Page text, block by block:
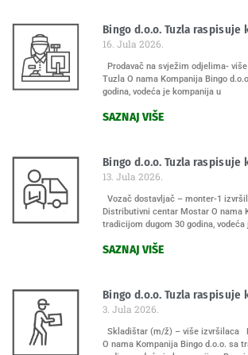
Bingo d.o.o. Tuzla raspisuje
16. Jula 2026.
Prodavač na svježim odjelima-
Tuzla O nama Kompanija Bingo
godina, vodeća je kompanija u
SAZNAJ VIŠE
Bingo d.o.o. Tuzla raspisuje
13. Jula 2026.
Vozač dostavljač – monter-1
Distributivni centar Mostar O nama
tradicijom dugom 30 godina,
SAZNAJ VIŠE
Bingo d.o.o. Tuzla raspisuje
3. Jula 2026.
Skladištar (m/ž) – više izvršilaca
O nama Kompanija Bingo d.o.o. sa